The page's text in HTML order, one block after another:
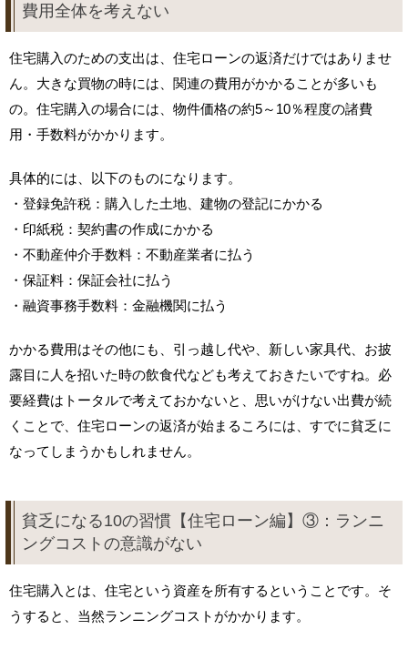
費用全体を考えない
住宅購入のための支出は、住宅ローンの返済だけではありませ
ん。大きな買物の時には、関連の費用がかかることが多いも
の。住宅購入の場合には、物件価格の約5～10％程度の諸費
用・手数料がかかります。
具体的には、以下のものになります。
・登録免許税：購入した土地、建物の登記にかかる
・印紙税：契約書の作成にかかる
・不動産仲介手数料：不動産業者に払う
・保証料：保証会社に払う
・融資事務手数料：金融機関に払う
かかる費用はその他にも、引っ越し代や、新しい家具代、お披
露目に人を招いた時の飲食代なども考えておきたいですね。必
要経費はトータルで考えておかないと、思いがけない出費が続
くことで、住宅ローンの返済が始まるころには、すでに貧乏に
なってしまうかもしれません。
貧乏になる10の習慣【住宅ローン編】③：ランニ
ングコストの意識がない
住宅購入とは、住宅という資産を所有するということです。そ
うすると、当然ランニングコストがかかります。